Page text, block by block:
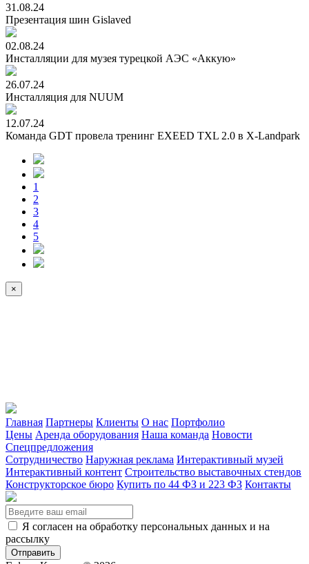
31.08.24
Презентация шин Gislaved
02.08.24
Инсталляции для музея турецкой АЭС «Аккую»
26.07.24
Инсталляция для NUUM
12.07.24
Команда GDT провела тренинг EXEED TXL 2.0 в X-Landpark
1
2
3
4
5
×
Главная Партнеры Клиенты О нас Портфолио
Цены Аренда оборудования Наша команда Новости
Спецпредложения
Сотрудничество Наружная реклама Интерактивный музей
Интерактивный контент Строительство выставочных стендов
Конструкторское бюро Купить по 44 ФЗ и 223 ФЗ Контакты
Я согласен на обработку персональных данных и на
рассылку